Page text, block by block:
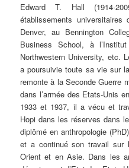
Edward T. Hall (1914-
établissements
Denver, au Bennington
Business School, à
Northwestern University, etc.
a poursuivie toute sa vie sur
remonte à la Seconde Guerre
dans l’armée des Etats-Unis
1933 et 1937, il a vécu et
Hopi dans les réserves dans
diplômé en anthropologie
et a continué son travail sur
Orient et en Asie. Dans les